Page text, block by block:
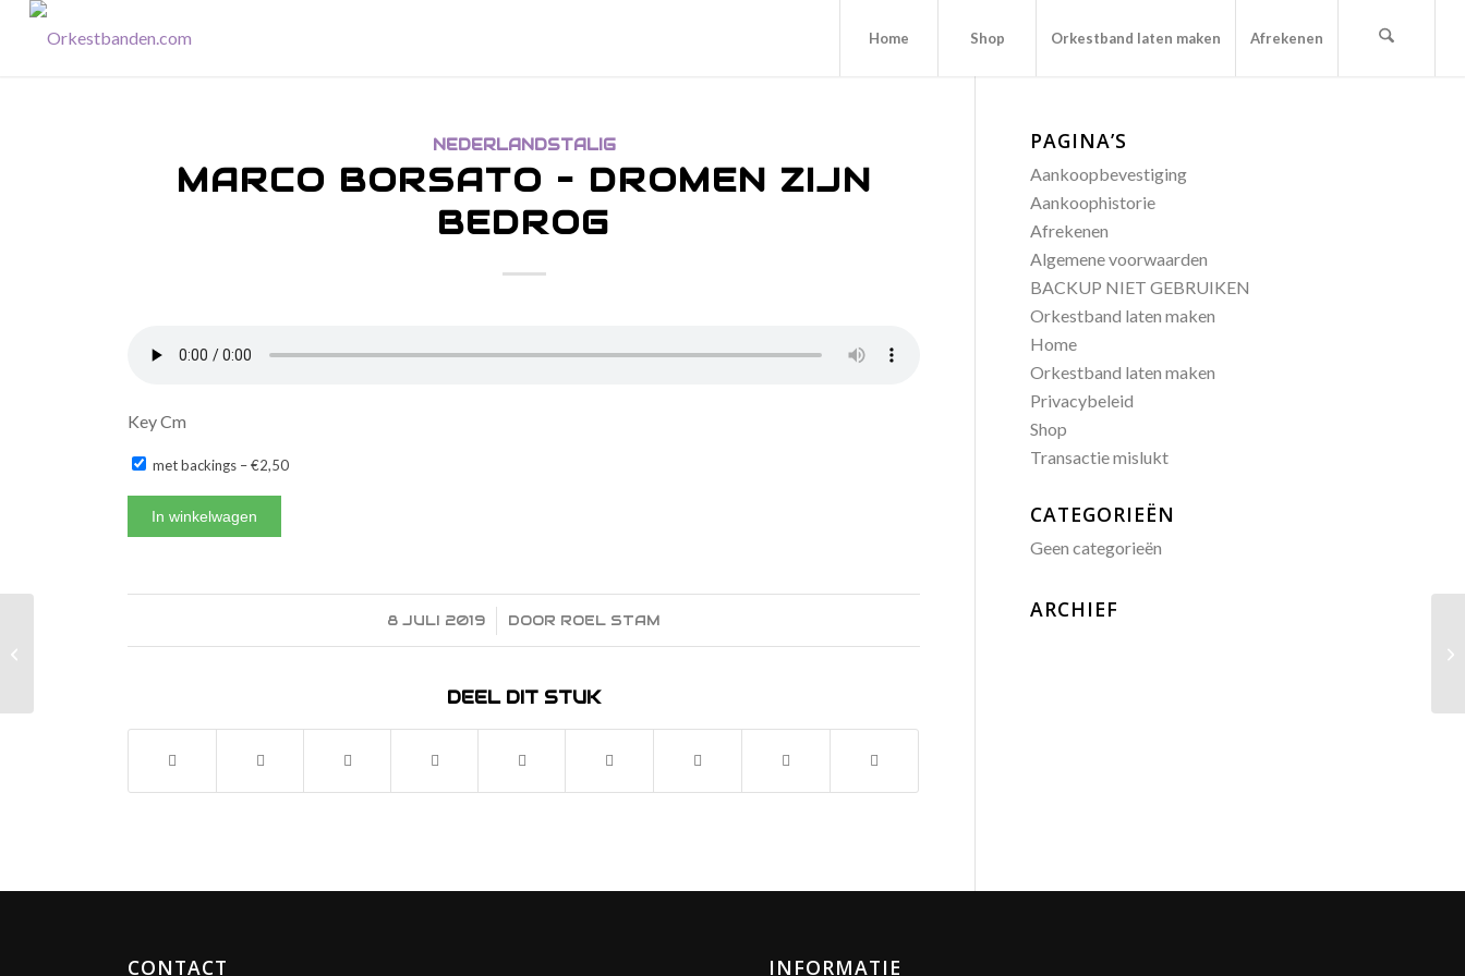
Home Shop Orkestband laten maken Afrekenen
NEDERLANDSTALIG
MARCO BORSATO – DROMEN ZIJN
BEDROG
Key Cm
met backings –€2,50
In winkelwagen
8 JULI 2019
/ DOOR ROEL STAM
DEEL DIT STUK
PAGINA’S
Aankoopbevestiging
Aankoophistorie
Afrekenen
Algemene voorwaarden
BACKUP NIET GEBRUIKEN
Orkestband laten maken
Home
Orkestband laten maken
Privacybeleid
Shop
Transactie mislukt
CATEGORIEËN
Geen categorieën
ARCHIEF
CONTACT INFORMATIE